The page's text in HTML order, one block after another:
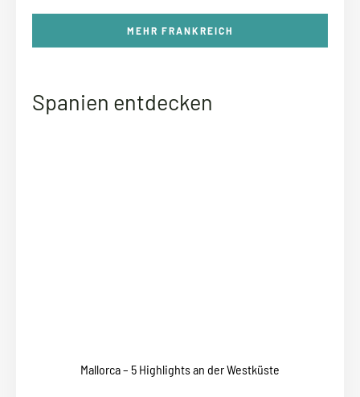
MEHR FRANKREICH
Spanien entdecken
Mallorca – 5 Highlights an der Westküste